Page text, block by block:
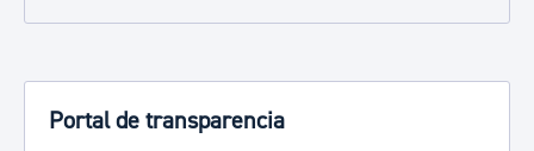
Portal de transparencia